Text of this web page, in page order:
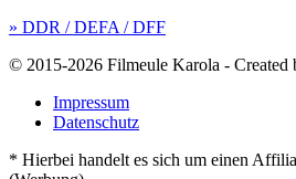
» DDR / DEFA / DFF
© 2015-2026 Filmeule Karola - Created
Impressum
Datenschutz
* Hierbei handelt es sich um einen